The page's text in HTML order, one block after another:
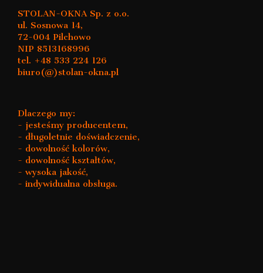
STOLAN-OKNA Sp. z o.o.
ul. Sosnowa 14,
72-004 Pilchowo
NIP 8513168996
tel. +48 533 224 126
biuro(@)stolan-okna.pl
Dlaczego my:
- jesteśmy producentem,
- długoletnie doświadczenie,
- dowolność kolorów,
- dowolność kształtów,
- wysoka jakość,
- indywidualna obsługa.